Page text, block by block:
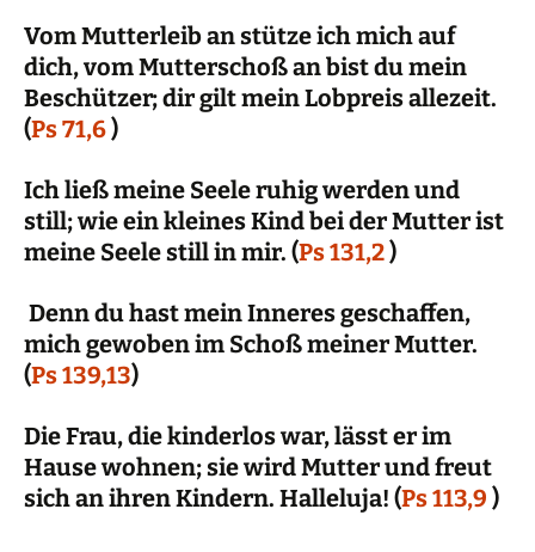
Vom Mutterleib an stütze ich mich auf
dich, vom Mutterschoß an bist du mein
Beschützer; dir gilt mein Lobpreis allezeit.
(Ps 71,6)
Ich ließ meine Seele ruhig werden und
still; wie ein kleines Kind bei der Mutter ist
meine Seele still in mir. (Ps 131,2)
Denn du hast mein Inneres geschaffen,
mich gewoben im Schoß meiner Mutter.
(Ps 139,13)
Die Frau, die kinderlos war, lässt er im
Hause wohnen; sie wird Mutter und freut
sich an ihren Kindern. Halleluja! (Ps 113,9 )